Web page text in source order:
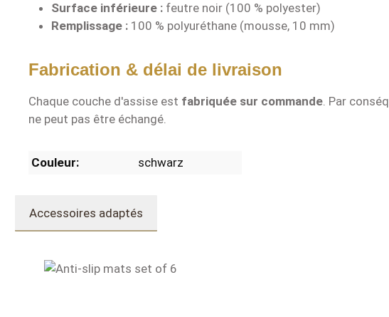
Surface inférieure : feutre noir (100 % polyester)
Remplissage : 100 % polyuréthane (mousse, 10 mm)
Fabrication & délai de livraison
Chaque couche d'assise est fabriquée sur commande. Par
ne peut pas être échangé.
Couleur: schwarz
Accessoires adaptés